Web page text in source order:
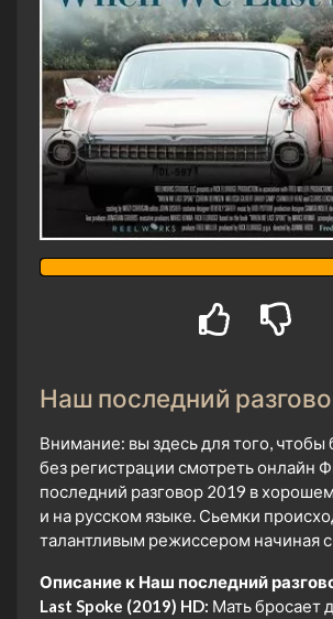
Наш последний
Внимание: вы здесь для того, чтобы
без регистрации смотреть онлайн
последний разговор 2019 в
и на русском языке. Сьемки
талантливым режиссером начиная с
Описание к Наш последний
Last Spoke (2019) HD: Мать бросает